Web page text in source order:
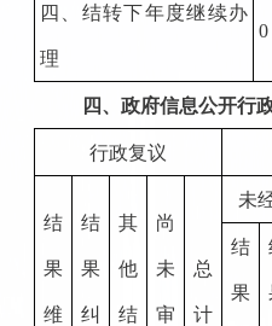
四、结转下年度继续办
理
0
四、政府信息公开行
行政复议
结
果
维
结
果
纠
其
他
结
尚
未
审
总
计
未
结
果